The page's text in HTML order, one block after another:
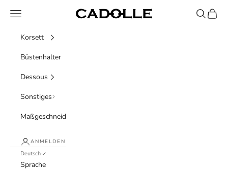
Cadolle
Menü Suchen
Korsett
Büstenhalter
Dessous
Sonstiges
Maßgeschneidert
ANMELDEN
Deutsch
Sprache